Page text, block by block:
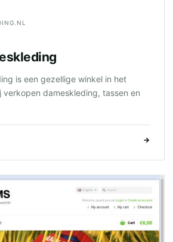
is een gezellige winkel in het
verkopen dameskleding, tassen en
→